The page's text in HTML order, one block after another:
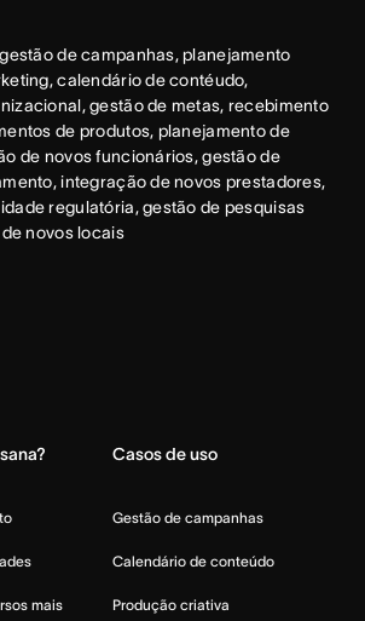
de campanhas, planejamento
calendário de contéudo,
gestão de metas, recebimento
de produtos, planejamento de
de novos funcionários, gestão de
integração de novos prestadores,
regulatória, gestão de pesquisas
novos locais
mais
Casos de uso
Gestão de campanhas
Calendário de conteúdo
Produção criativa